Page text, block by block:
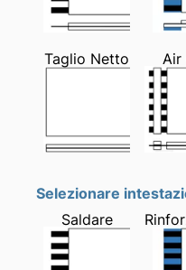
Taglio Netto Air
Selezionare
Saldare